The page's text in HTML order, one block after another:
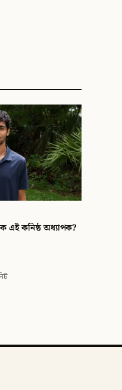
এই কনিষ্ঠ অধ্যাপক?